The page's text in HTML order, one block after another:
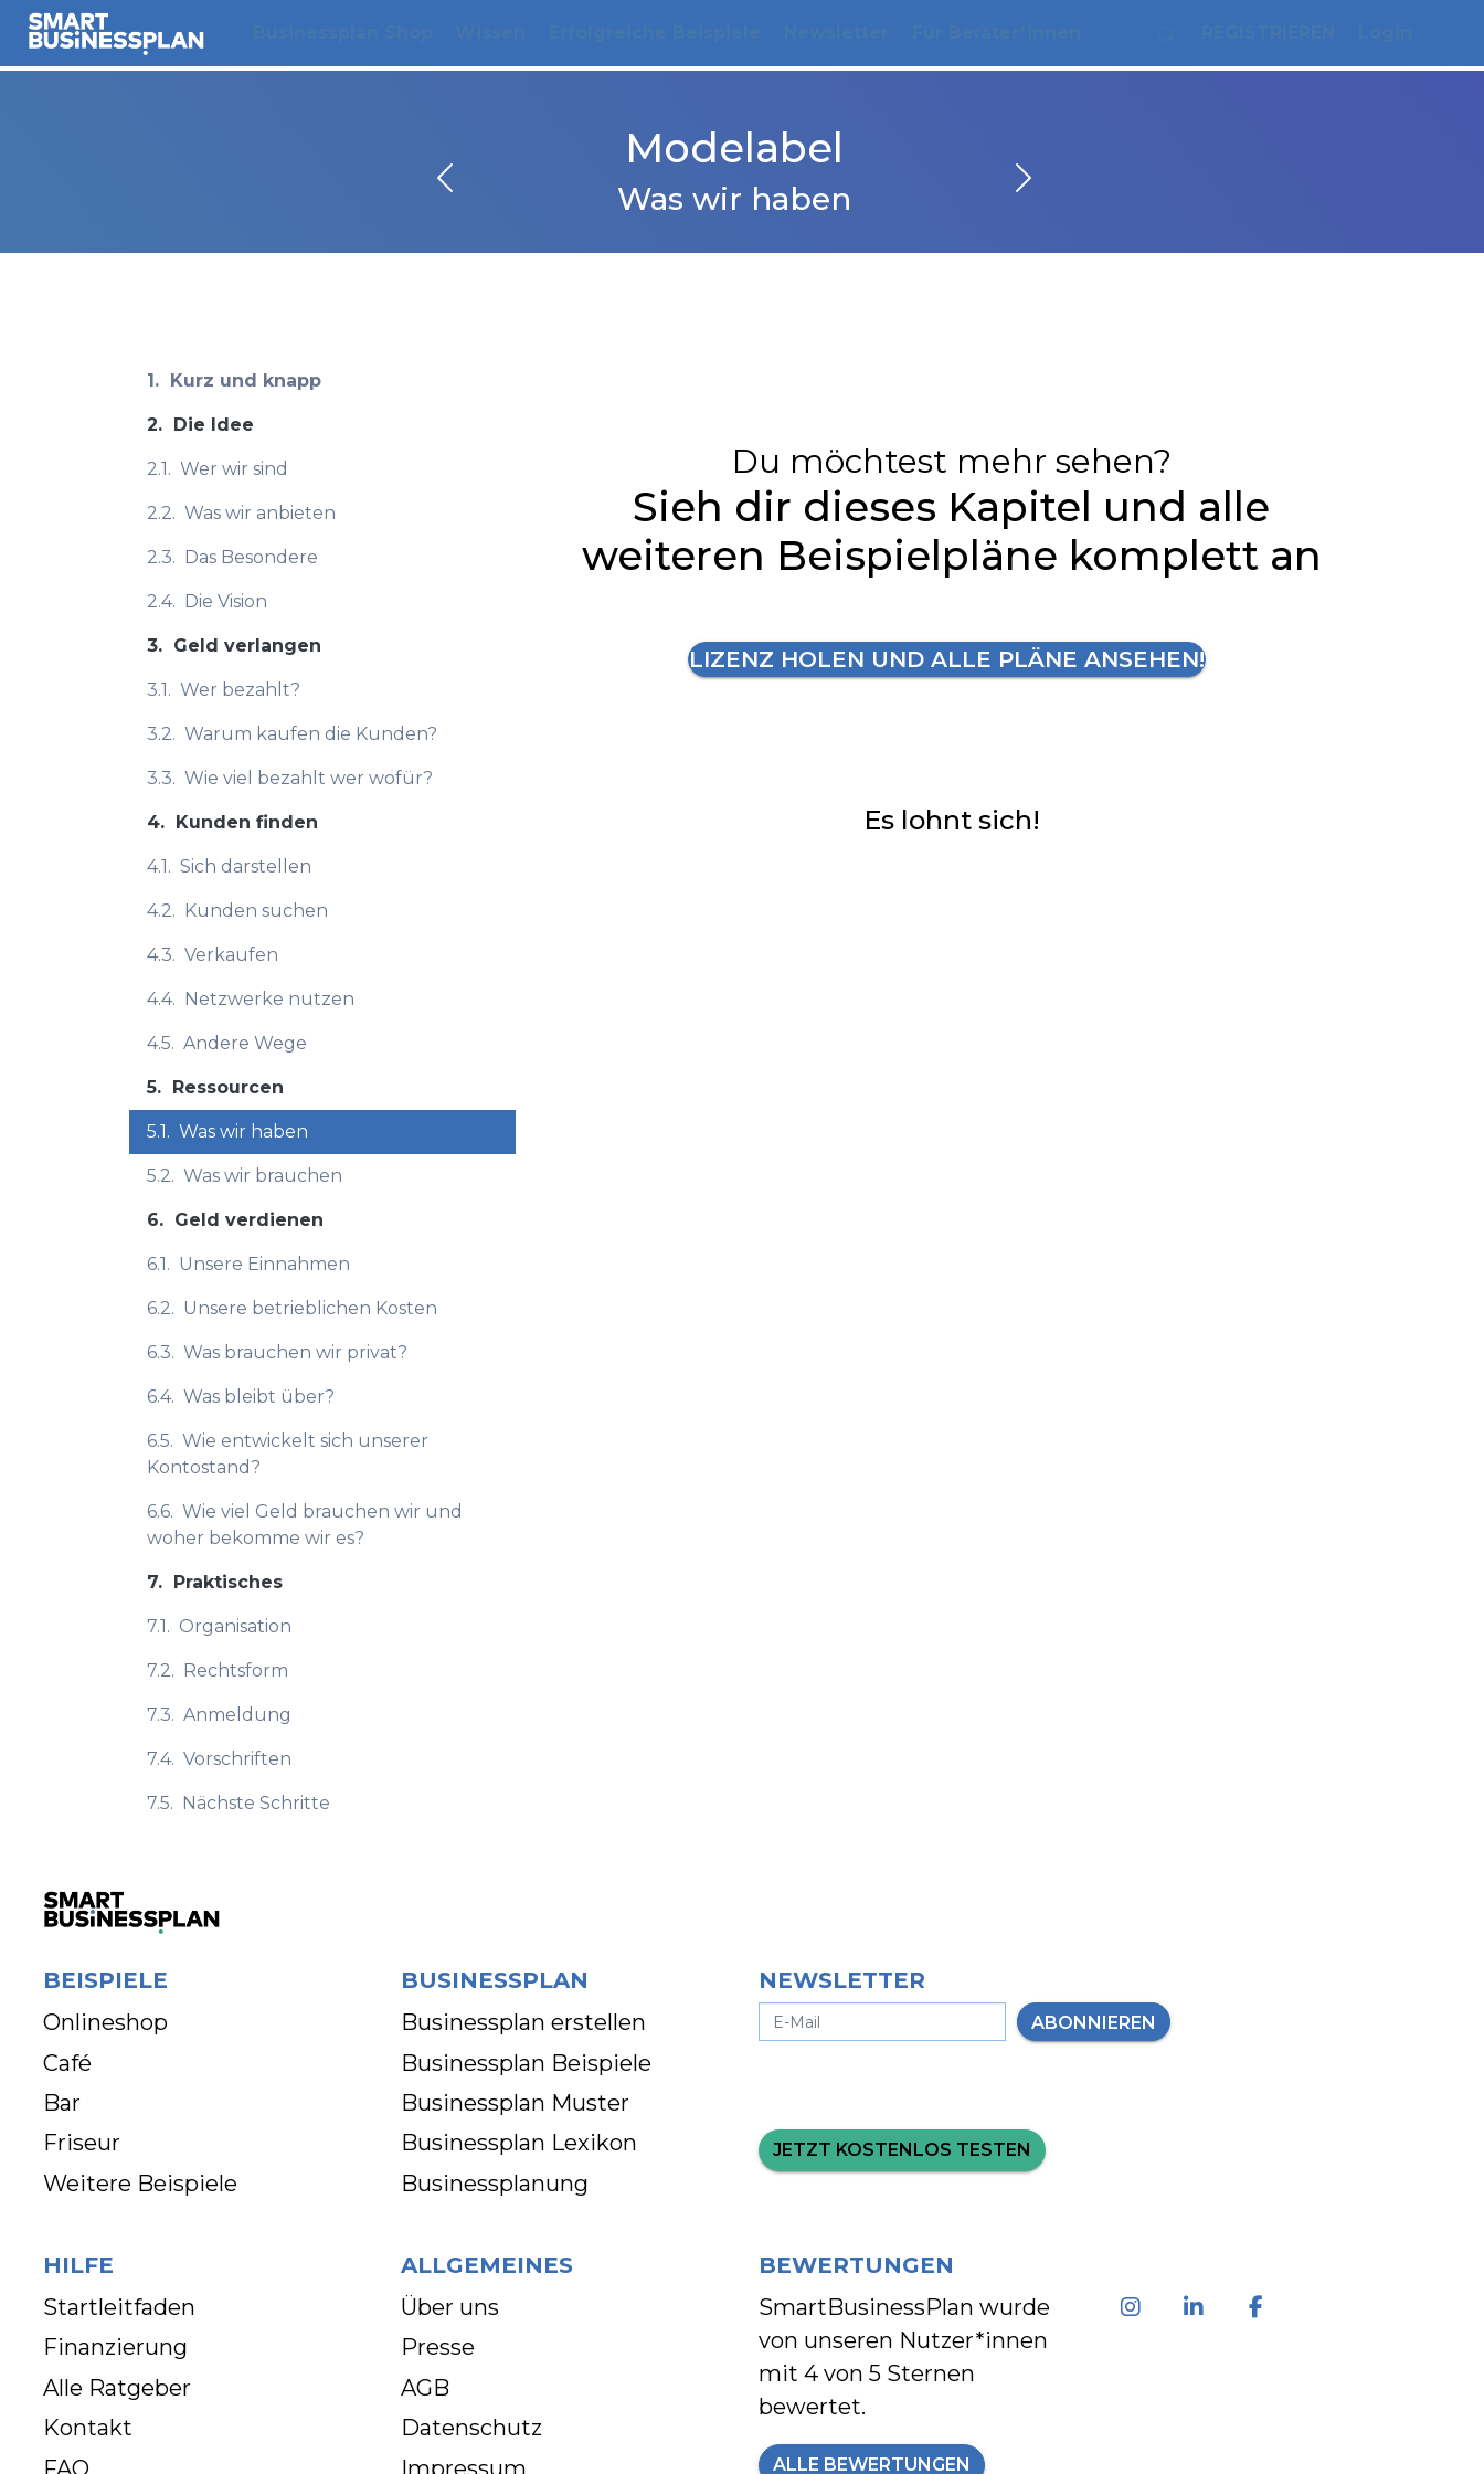
Modelabel
Was wir haben
1. Kurz und knapp
2. Die Idee
2.1. Wer wir sind
2.2. Was wir anbieten
2.3. Das Besondere
2.4. Die Vision
3. Geld verlangen
3.1. Wer bezahlt?
3.2. Warum kaufen die Kunden?
3.3. Wie viel bezahlt wer wofür?
4. Kunden finden
4.1. Sich darstellen
4.2. Kunden suchen
4.3. Verkaufen
4.4. Netzwerke nutzen
4.5. Andere Wege
5. Ressourcen
5.1. Was wir haben
5.2. Was wir brauchen
6. Geld verdienen
6.1. Unsere Einnahmen
6.2. Unsere betrieblichen Kosten
6.3. Was brauchen wir privat?
6.4. Was bleibt über?
6.5. Wie entwickelt sich unserer
Kontostand?
6.6. Wie viel Geld brauchen wir und
woher bekomme wir es?
7. Praktisches
7.1. Organisation
7.2. Rechtsform
7.3. Anmeldung
7.4. Vorschriften
7.5. Nächste Schritte
Du möchtest mehr sehen?
Sieh dir dieses Kapitel und alle
weiteren Beispielpläne komplett an
LIZENZ HOLEN UND ALLE PLÄNE ANSEHEN!
Es lohnt sich!
BEISPIELE
Onlineshop
Café
Bar
Friseur
Weitere Beispiele
BUSINESSPLAN
Businessplan erstellen
Businessplan Beispiele
Businessplan Muster
Businessplan Lexikon
Businessplanung
NEWSLETTER
ABONNIEREN
JETZT KOSTENLOS TESTEN
HILFE
Startleitfaden
Finanzierung
Alle Ratgeber
Kontakt
FAQ
ALLGEMEINES
Über uns
Presse
AGB
Datenschutz
Impressum
BEWERTUNGEN
SmartBusinessPlan wurde
von unseren Nutzer*innen
mit 4 von 5 Sternen
bewertet.
ALLE BEWERTUNGEN